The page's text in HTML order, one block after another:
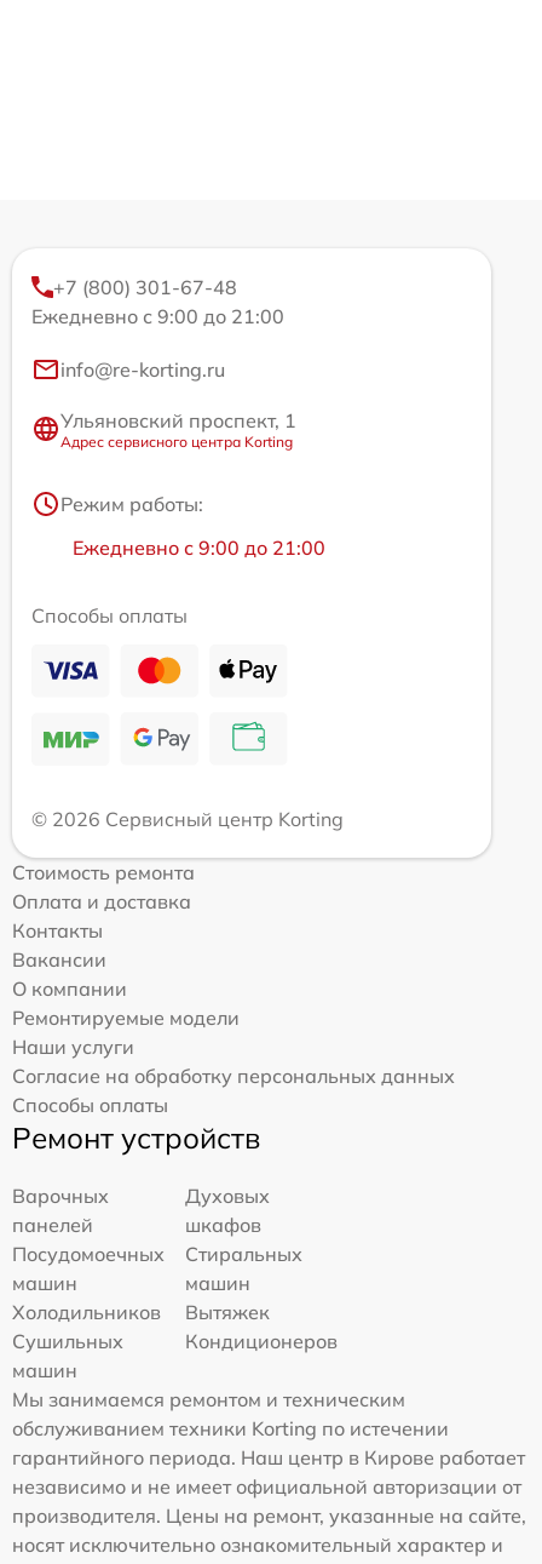
+7 (800) 301-67-48
Ежедневно с 9:00 до 21:00
info@re-korting.ru
Ульяновский проспект, 1
Адрес сервисного центра Korting
Режим работы:
Ежедневно с 9:00 до 21:00
Способы оплаты
© 2026 Сервисный центр Korting
Стоимость ремонта
Оплата и доставка
Контакты
Вакансии
О компании
Ремонтируемые модели
Наши услуги
Согласие на обработку персональных данных
Способы оплаты
Ремонт устройств
Варочных
панелей
Духовых
шкафов
Посудомоечных
машин
Стиральных
машин
Холодильников
Вытяжек
Сушильных
машин
Кондиционеров
Мы занимаемся ремонтом и техническим
обслуживанием техники Korting по истечении
гарантийного периода. Наш центр в Кирове работает
независимо и не имеет официальной авторизации от
производителя. Цены на ремонт, указанные на сайте,
носят исключительно ознакомительный характер и